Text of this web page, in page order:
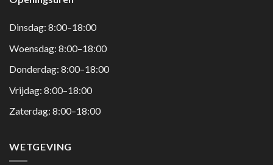
Dinsdag: 8:00–18:00
Woensdag: 8:00–18:00
Donderdag: 8:00–18:00
Vrijdag: 8:00–18:00
Zaterdag: 8:00–18:00
WETGEVING